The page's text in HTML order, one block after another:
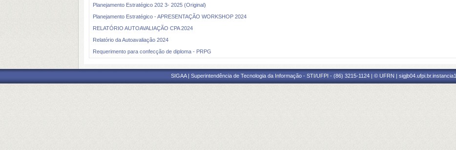
Planejamento Estratégico 202 3- 2025 (Original)
Planejamento Estratégico - APRESENTAÇÃO WORKSHOP 2024
RELATÓRIO AUTOAVALIAÇÃO CPA 2024
Relatório da Autoavaliação 2024
Requerimento para confecção de diploma - PRPG
SIGAA | Superintendência de Tecnologia da Informação - STI/UFPI - (86) 3215-1124 | © UFRN | sigjb04.ufpi.br.instancia1